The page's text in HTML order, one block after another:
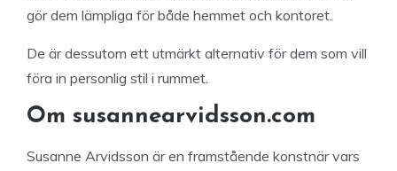
gör dem lämpliga för både hemmet och kontoret.
De är dessutom ett utmärkt alternativ för dem som vill
föra in personlig stil i rummet.
Om susannearvidsson.com
Susanne Arvidsson är en framstående konstnär vars